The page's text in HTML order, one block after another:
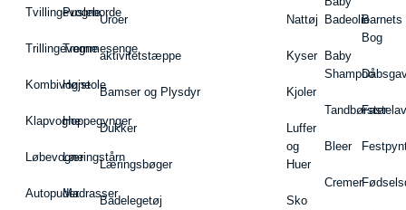
Tvillingevogne
Trillingevogne
Kombivogne
Klapvogne
Løbevogne
Autopuder
Pusleborde
Tremmesenge
Højstole
Hoppegynger
Læringstårn
Madrasser
Uroer
aktivitetstæppe
Bamser og Plysdyr
Dukker
Læringsbøger
Badelegetøj
Nattøj
Kyser
Kjoler
Luffer
og
Huer
Sko
Badeolie
Baby
Shampoo
Tandbørster
Bleer
Cremer
Barnets
Bog